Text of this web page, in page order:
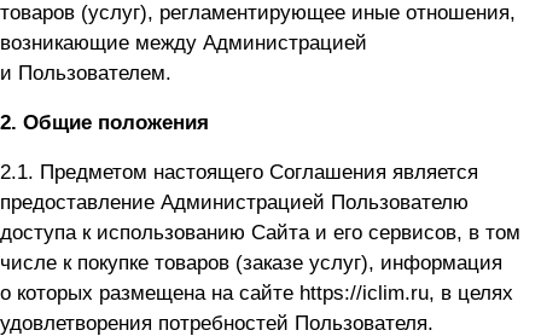
товаров (услуг), регламентирующее иные отношения,
возникающие между Администрацией
и Пользователем.
2. Общие положения
2.1. Предметом настоящего Соглашения является
предоставление Администрацией Пользователю
доступа к использованию Сайта и его сервисов, в том
числе к покупке товаров (заказе услуг), информация
о которых размещена на сайте https://iclim.ru, в целях
удовлетворения потребностей Пользователя.